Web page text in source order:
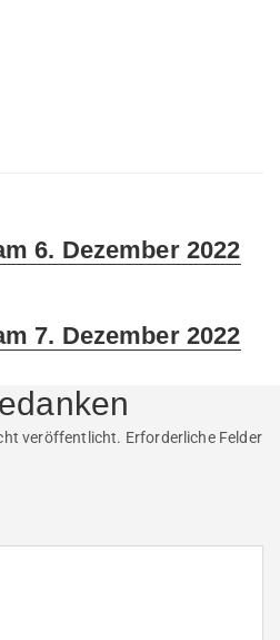
6. Dezember 2022
7. Dezember 2022
veröffentlicht. Erforderliche Felder